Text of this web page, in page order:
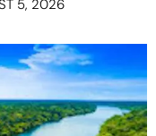
5, 2026